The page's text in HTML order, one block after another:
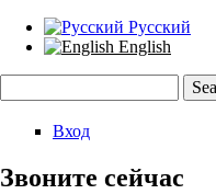
Русский
English
Search form
Вход
Звоните сейчас